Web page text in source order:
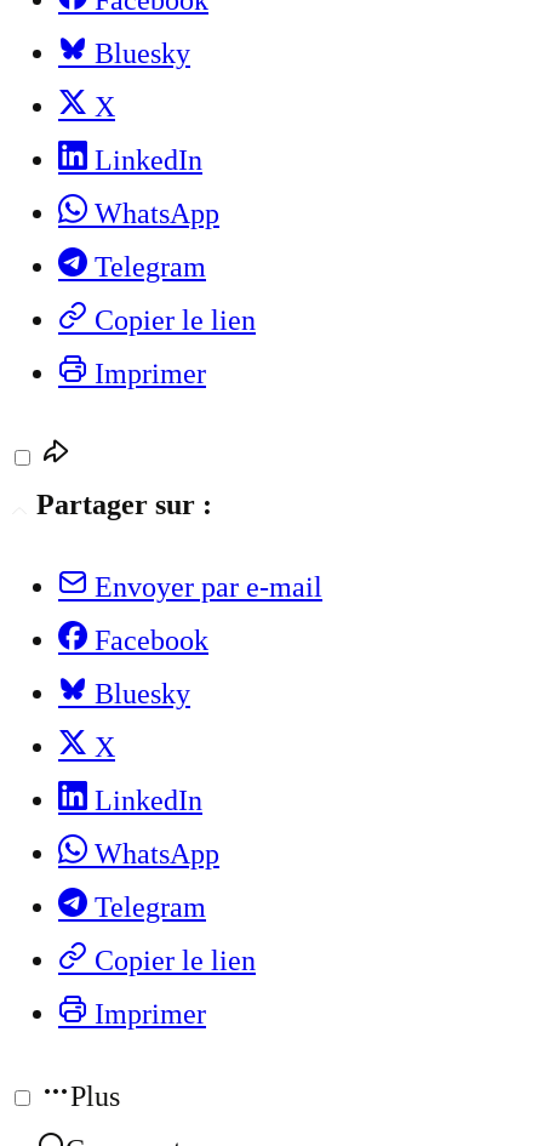
Bluesky
X
LinkedIn
WhatsApp
Telegram
Copier le lien
Imprimer
Partager sur :
Envoyer par e-mail
Facebook
Bluesky
X
LinkedIn
WhatsApp
Telegram
Copier le lien
Imprimer
Plus